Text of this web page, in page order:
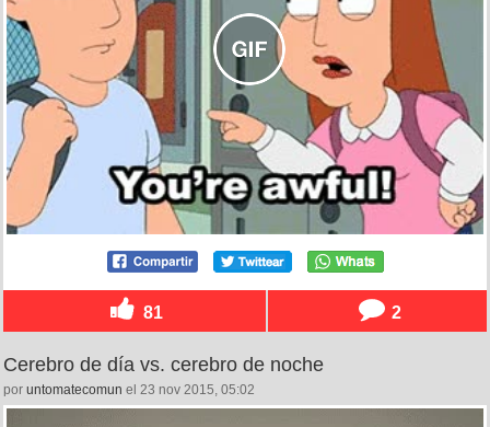
81 2
Cerebro de día vs. cerebro de noche
por untomatecomun el 23 nov 2015, 05:02